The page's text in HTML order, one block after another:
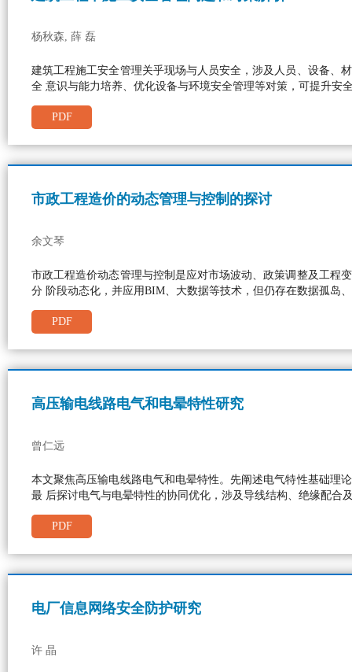
杨秋森, 薛 磊
建筑工程施工安全管理关乎现场与人员安全，涉及人员、设备、
全 意识与能力培养、优化设备与环境安全管理等对策，可提升安
PDF
市政工程造价的动态管理与控制的探讨
余文琴
市政工程造价动态管理与控制是应对市场波动、政策调整及工程
分 阶段动态化，并应用BIM、大数据等技术，但仍存在数据孤岛
PDF
高压输电线路电气和电晕特性研究
曾仁远
本文聚焦高压输电线路电气和电晕特性。先阐述电气特性基础理
最 后探讨电气与电晕特性的协同优化，涉及导线结构、绝缘配合
PDF
电厂信息网络安全防护研究
许 晶